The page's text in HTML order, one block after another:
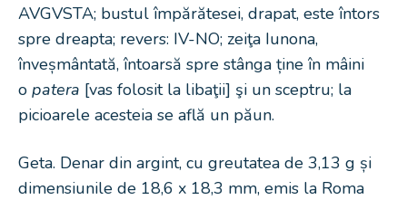
AVGVSTA; bustul împărătesei, drapat, este întors
spre dreapta; revers: IV-NO; zeiţa Iunona,
înveșmântată, întoarsă spre stânga ține în mâini
o patera [vas folosit la libaţii] şi un sceptru; la
picioarele acesteia se află un păun.
Geta. Denar din argint, cu greutatea de 3,13 g și
dimensiunile de 18,6 x 18,3 mm, emis la Roma